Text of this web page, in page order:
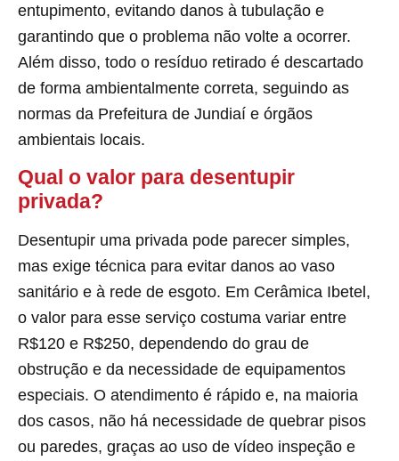
entupimento, evitando danos à tubulação e
garantindo que o problema não volte a ocorrer.
Além disso, todo o resíduo retirado é descartado
de forma ambientalmente correta, seguindo as
normas da Prefeitura de Jundiaí e órgãos
ambientais locais.
Qual o valor para desentupir
privada?
Desentupir uma privada pode parecer simples,
mas exige técnica para evitar danos ao vaso
sanitário e à rede de esgoto. Em Cerâmica Ibetel,
o valor para esse serviço costuma variar entre
R$120 e R$250, dependendo do grau de
obstrução e da necessidade de equipamentos
especiais. O atendimento é rápido e, na maioria
dos casos, não há necessidade de quebrar pisos
ou paredes, graças ao uso de vídeo inspeção e